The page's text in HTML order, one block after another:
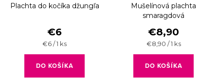
oPlachta do kočíka džungľa
€6
Jednotková
cena:
€6 / 1 ks
DO KOŠÍKA
Mušelínová plachta
smaragdová
€8,90
Jednotková
cena:
€8,90 / 1 ks
DO KOŠÍKA